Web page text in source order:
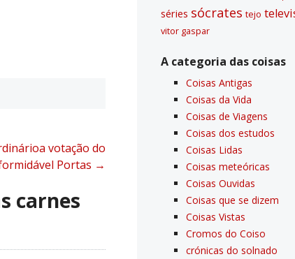
votação do
Portas →
carnes
séries sócrates tejo
vitor gaspar
A categoria das coisas
Coisas Antigas
Coisas da Vida
Coisas de Viagens
Coisas dos estudos
Coisas Lidas
Coisas meteóricas
Coisas Ouvidas
Coisas que se dizem
Coisas Vistas
Cromos do Coiso
crónicas do solnado